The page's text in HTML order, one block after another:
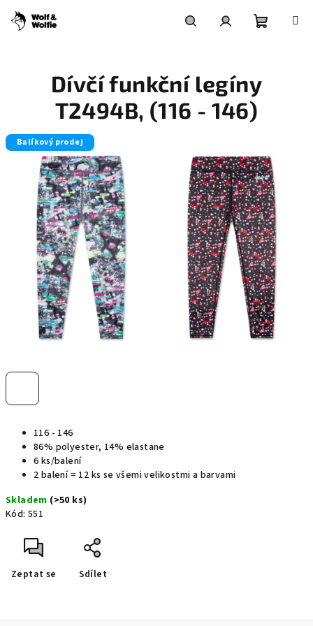
obsah
košík
116 - 146
86% polyester, 14% elastane
6 ks/balení
2 balení = 12 ks se všemi velikostmi a barvami
Skladem (>50 ks)
Kód: 551
Zeptat se Sdílet
Dívčí funkční legíny
T2494B, (116 - 146)
Balíkový prodej